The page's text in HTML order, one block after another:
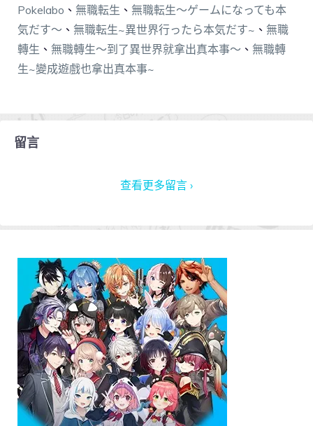
Pokelabo 、 無職転生 、 無職転生～ゲームになっても本
気だす～ 、 無職転生~異世界行ったら本気だす~ 、 無職
轉生 、 無職轉生～到了異世界就拿出真本事～ 、 無職轉
生~變成遊戲也拿出真本事~
留言
查看更多留言 ›